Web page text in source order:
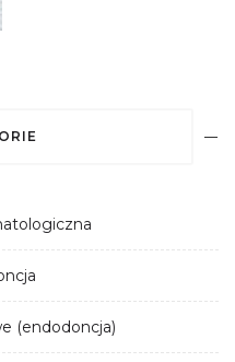
(endodoncja)